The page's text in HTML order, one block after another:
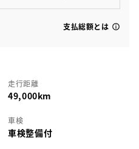
支払総額とは
走行距離
49,000km
車検
車検整備付